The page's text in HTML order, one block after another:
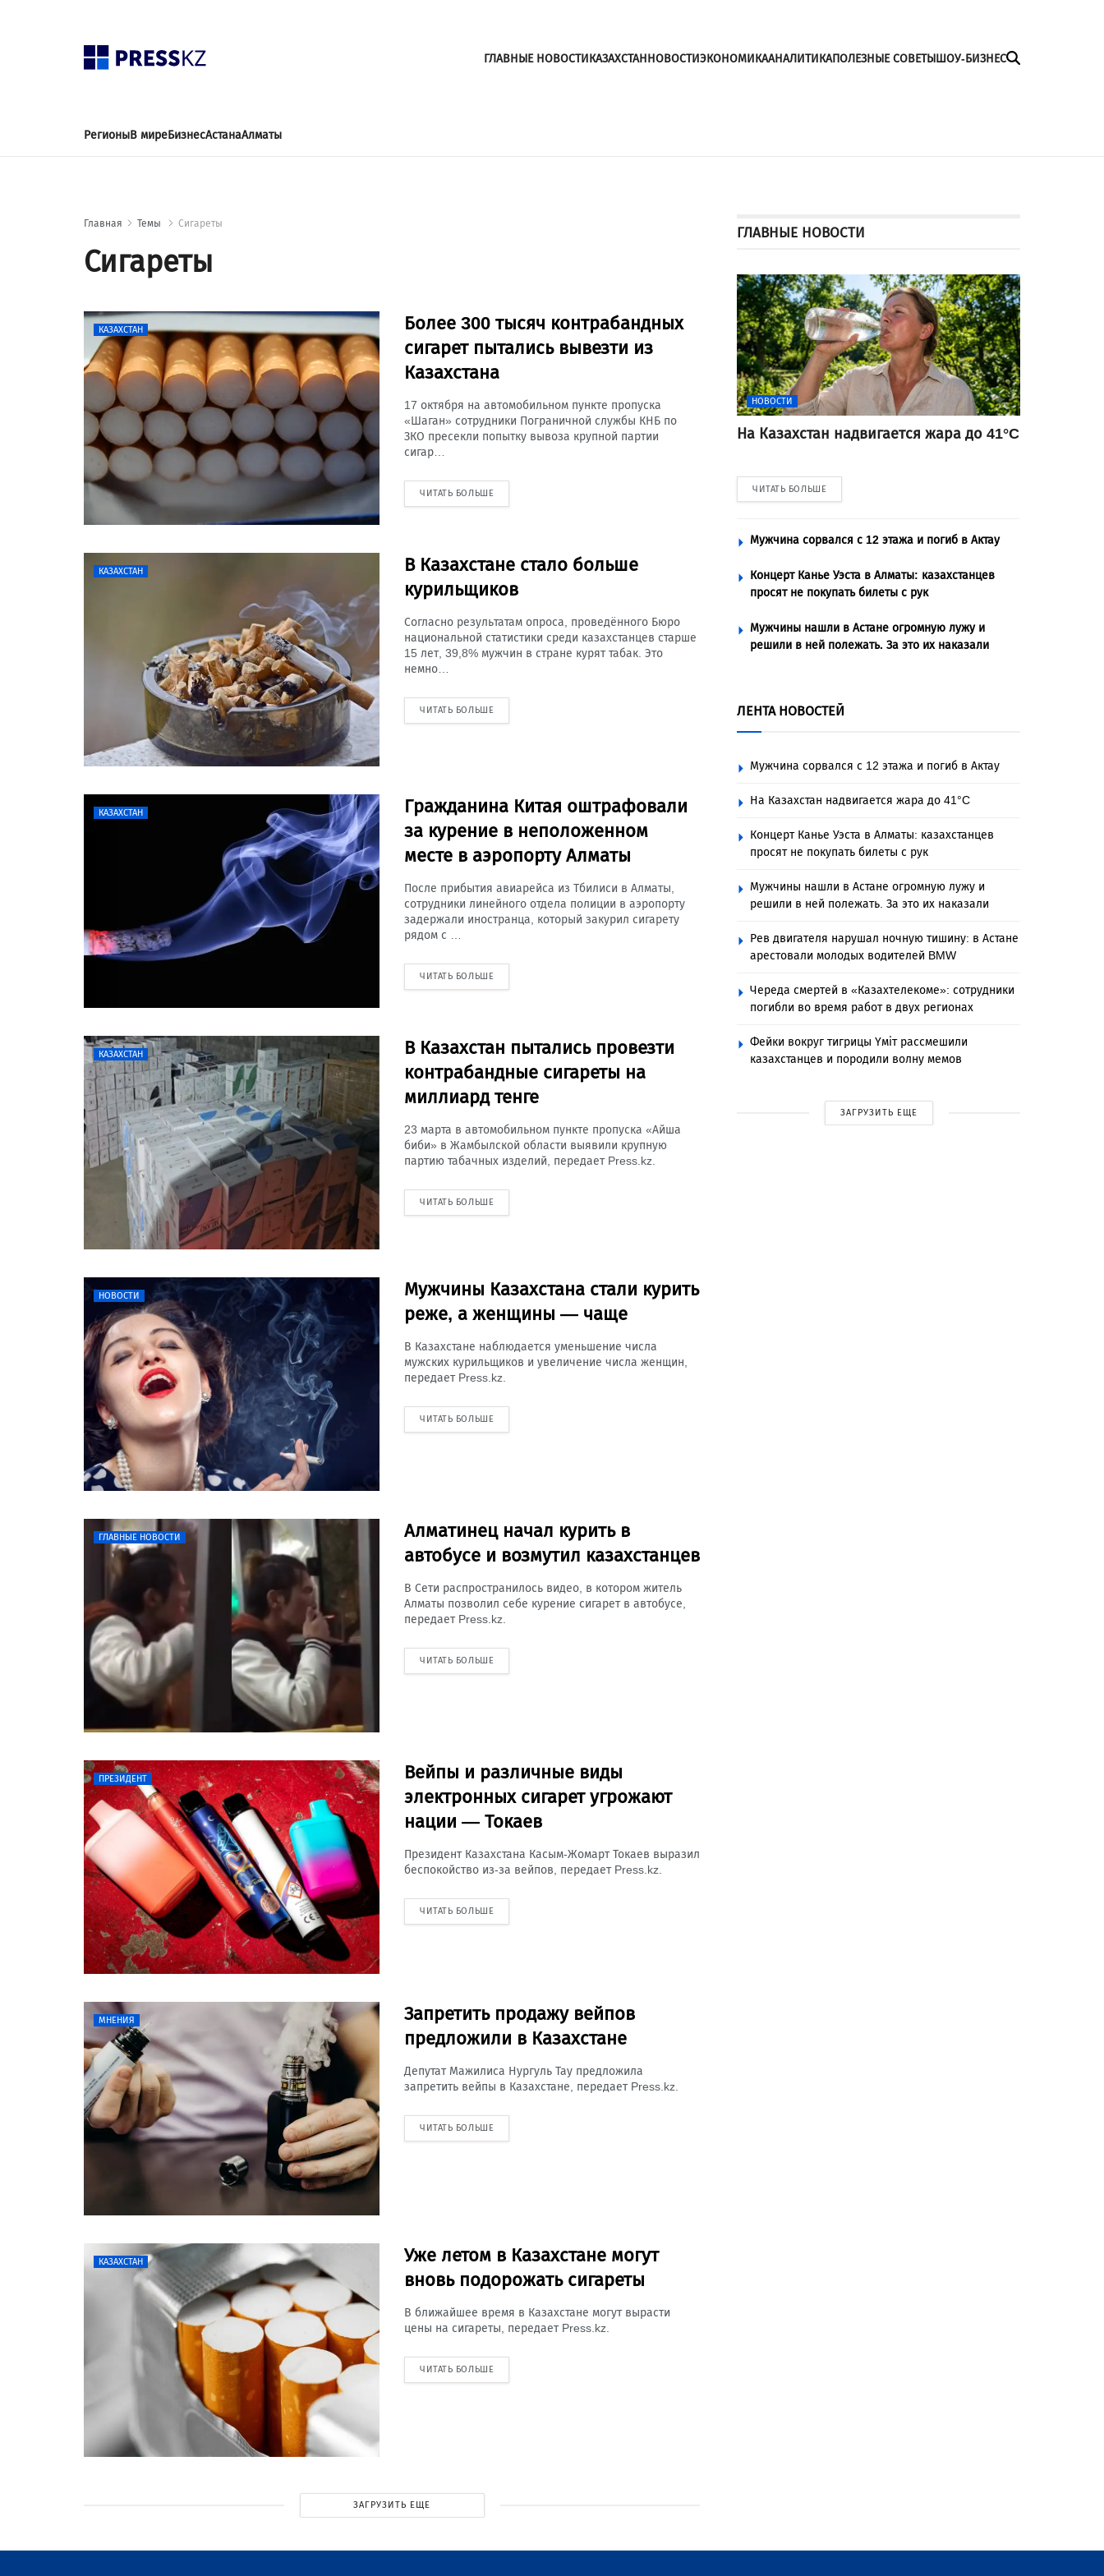
ГЛАВНЫЕ НОВОСТИКАЗАХСТАННОВОСТИЭКОНОМИКААНАЛИТИКАПОЛЕЗНЫЕ СОВЕТЫШОУ-БИЗНЕС
РегионыВ миреБизнесАстанаАлматы
Главная Темы Сигареты
Сигареты
КАЗАХСТАН
Более 300 тысяч контрабандных
сигарет пытались вывезти из
Казахстана
17 октября на автомобильном пункте пропуска
«Шаган» сотрудники Пограничной службы КНБ по
ЗКО пресекли попытку вывоза крупной партии
сигар…
ЧИТАТЬ БОЛЬШЕ
КАЗАХСТАН
В Казахстане стало больше
курильщиков
Согласно результатам опроса, проведённого Бюро
национальной статистики среди казахстанцев старше
15 лет, 39,8% мужчин в стране курят табак. Это
немно…
ЧИТАТЬ БОЛЬШЕ
КАЗАХСТАН
Гражданина Китая оштрафовали
за курение в неположенном
месте в аэропорту Алматы
После прибытия авиарейса из Тбилиси в Алматы,
сотрудники линейного отдела полиции в аэропорту
задержали иностранца, который закурил сигарету
рядом с …
ЧИТАТЬ БОЛЬШЕ
КАЗАХСТАН
В Казахстан пытались провезти
контрабандные сигареты на
миллиард тенге
23 марта в автомобильном пункте пропуска «Айша
биби» в Жамбылской области выявили крупную
партию табачных изделий, передает Press.kz.
ЧИТАТЬ БОЛЬШЕ
НОВОСТИ
Мужчины Казахстана стали курить
реже, а женщины — чаще
В Казахстане наблюдается уменьшение числа
мужских курильщиков и увеличение числа женщин,
передает Press.kz.
ЧИТАТЬ БОЛЬШЕ
ГЛАВНЫЕ НОВОСТИ
Алматинец начал курить в
автобусе и возмутил казахстанцев
В Сети распространилось видео, в котором житель
Алматы позволил себе курение сигарет в автобусе,
передает Press.kz.
ЧИТАТЬ БОЛЬШЕ
ПРЕЗИДЕНТ
Вейпы и различные виды
электронных сигарет угрожают
нации — Токаев
Президент Казахстана Касым-Жомарт Токаев выразил
беспокойство из-за вейпов, передает Press.kz.
ЧИТАТЬ БОЛЬШЕ
МНЕНИЯ
Запретить продажу вейпов
предложили в Казахстане
Депутат Мажилиса Нургуль Тау предложила
запретить вейпы в Казахстане, передает Press.kz.
ЧИТАТЬ БОЛЬШЕ
КАЗАХСТАН
Уже летом в Казахстане могут
вновь подорожать сигареты
В ближайшее время в Казахстане могут вырасти
цены на сигареты, передает Press.kz.
ЧИТАТЬ БОЛЬШЕ
ЗАГРУЗИТЬ ЕЩЕ
ГЛАВНЫЕ НОВОСТИ
НОВОСТИ
На Казахстан надвигается жара до 41°C
ЧИТАТЬ БОЛЬШЕ
Мужчина сорвался с 12 этажа и погиб в Актау
Концерт Канье Уэста в Алматы: казахстанцев
просят не покупать билеты с рук
Мужчины нашли в Астане огромную лужу и
решили в ней полежать. За это их наказали
ЛЕНТА НОВОСТЕЙ
Мужчина сорвался с 12 этажа и погиб в Актау
На Казахстан надвигается жара до 41°C
Концерт Канье Уэста в Алматы: казахстанцев
просят не покупать билеты с рук
Мужчины нашли в Астане огромную лужу и
решили в ней полежать. За это их наказали
Рев двигателя нарушал ночную тишину: в Астане
арестовали молодых водителей BMW
Череда смертей в «Казахтелекоме»: сотрудники
погибли во время работ в двух регионах
Фейки вокруг тигрицы Үміт рассмешили
казахстанцев и породили волну мемов
ЗАГРУЗИТЬ ЕЩЕ